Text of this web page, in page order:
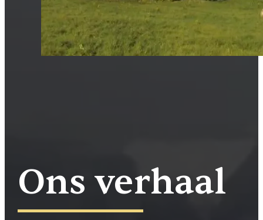
Ons verhaal